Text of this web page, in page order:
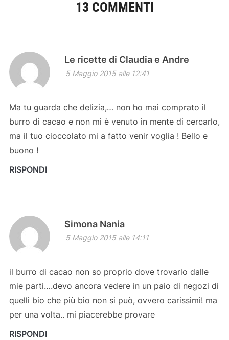
13 COMMENTI
Le ricette di Claudia e Andre
5 Maggio 2015 alle 12:41
Ma tu guarda che delizia,… non ho mai comprato il
burro di cacao e non mi è venuto in mente di cercarlo,
ma il tuo cioccolato mi a fatto venir voglia ! Bello e
buono !
RISPONDI
Simona Nania
5 Maggio 2015 alle 14:11
il burro di cacao non so proprio dove trovarlo dalle
mie parti….devo ancora vedere in un paio di negozi di
quelli bio che più bio non si può, ovvero carissimi! ma
per una volta.. mi piacerebbe provare
RISPONDI